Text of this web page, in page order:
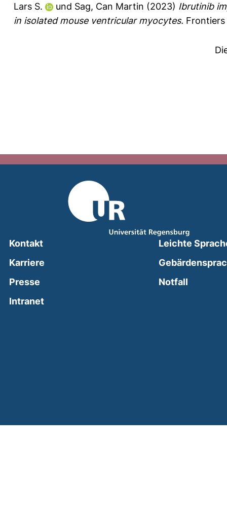
Lars S.
und Sag, Can Martin (2023) Ibrutinib
in isolated mouse ventricular myocytes. Frontiers
Kontakt
Karriere
Presse
Intranet(external link, opens in a new window)
Leichte
Notfall